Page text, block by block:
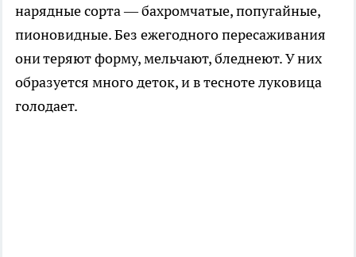
нарядные сорта — бахромчатые, попугайные,
пионовидные. Без ежегодного пересаживания
они теряют форму, мельчают, бледнеют. У них
образуется много деток, и в тесноте луковица
голодает.